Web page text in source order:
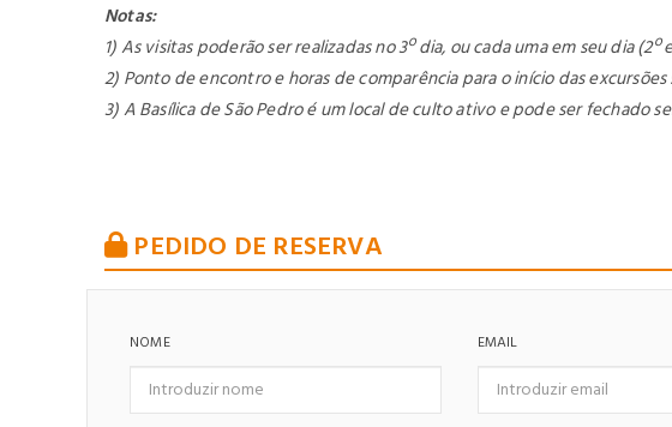
Notas:
1) As visitas poderão ser realizadas no 3º dia, ou cada uma em seu dia (2º
2) Ponto de encontro e horas de comparência para o início das
3) A Basílica de São Pedro é um local de culto ativo e pode ser fechado
PEDIDO DE RESERVA
NOME EMAIL